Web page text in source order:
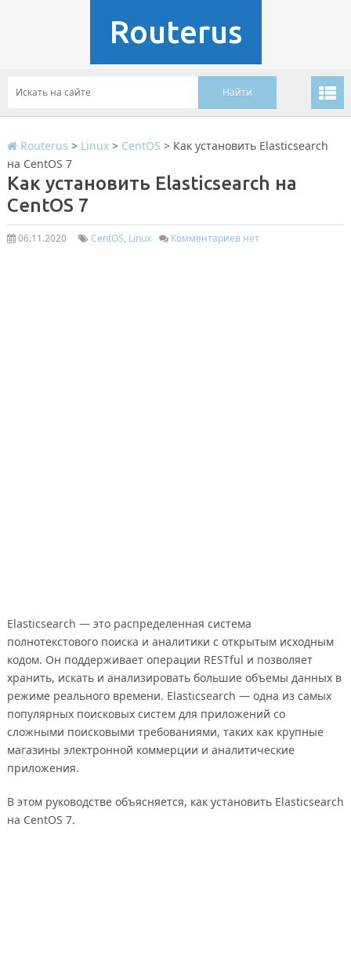
Routerus
Routerus > Linux> CentOS > Как установить Elasticsearch
на CentOS 7
Как установить Elasticsearch на
CentOS 7
06.11.2020 CentOS, Linux Комментариев нет
Elasticsearch — это распределенная система
полнотекстового поиска и аналитики с открытым исходным
кодом. Он поддерживает операции RESTful и позволяет
хранить, искать и анализировать большие объемы данных в
режиме реального времени. Elasticsearch — одна из самых
популярных поисковых систем для приложений со
сложными поисковыми требованиями, таких как крупные
магазины электронной коммерции и аналитические
приложения.
В этом руководстве объясняется, как установить Elasticsearch
на CentOS 7.